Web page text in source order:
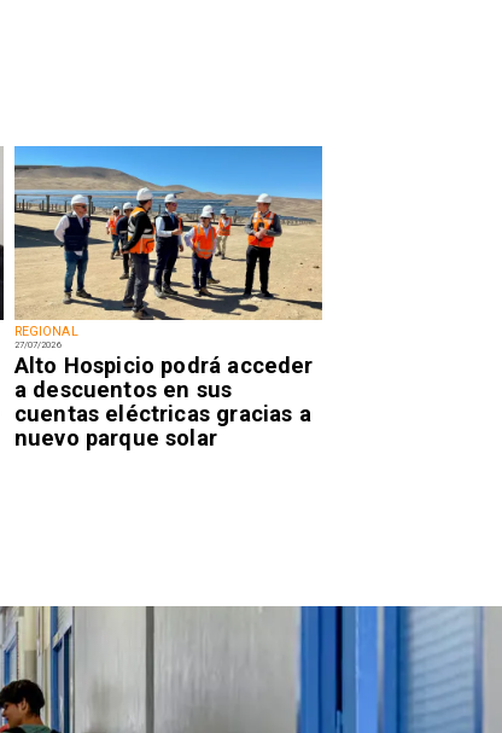
REGIONAL
27/07/2026
Alto Hospicio podrá acceder
a descuentos en sus
cuentas eléctricas gracias a
nuevo parque solar